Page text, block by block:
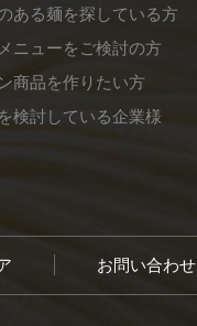
ある麺を探している方
ニューをご検討の方
商品を作りたい方
検討している企業様
お問い合わせ